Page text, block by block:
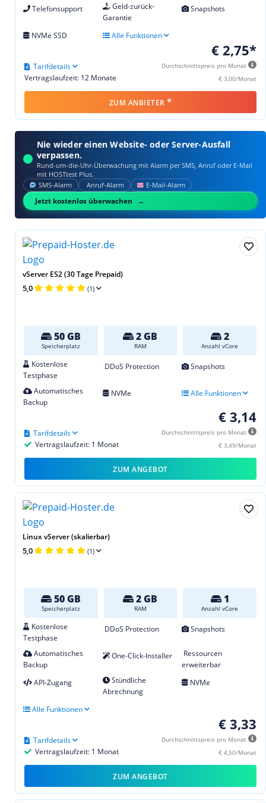
Telefonsupport
Geld-zurück-
Garantie
Snapshots
NVMe SSD Alle Funktionen
€ 2,75*
Durchschnittspreis pro Monat
€ 3,00/Monat
Vertragslaufzeit: 12 Monate
Tarifdetails
ZUM ANBIETER *
Nie wieder einen Website- oder Server-Ausfall
verpassen.
Rund-um-die-Uhr-Überwachung mit Alarm per SMS, Anruf oder E‑Mail
mit HOSTtest Plus.
SMS‑Alarm Anruf‑Alarm E‑Mail‑Alarm
Jetzt kostenlos überwachen
vServer ES2 (30 Tage Prepaid)
5,0 (1)
50 GB
Speicherplatz
2 GB
RAM
2
Anzahl vCore
Kostenlose
Testphase
DDoS Protection Snapshots
Automatisches
Backup
NVMe Alle Funktionen
€ 3,14
Durchschnittspreis pro Monat
€ 3,49/Monat
Vertragslaufzeit: 1 Monat
Tarifdetails
ZUM ANGEBOT
Linux vServer (skalierbar)
5,0 (1)
50 GB
Speicherplatz
2 GB
RAM
1
Anzahl vCore
Kostenlose
Testphase
DDoS Protection Snapshots
Automatisches
Backup
One-Click-Installer
Ressourcen
erweiterbar
API-Zugang
Stündliche
Abrechnung
NVMe
Alle Funktionen
€ 3,33
Durchschnittspreis pro Monat
€ 4,50/Monat
Vertragslaufzeit: 1 Monat
Tarifdetails
ZUM ANGEBOT